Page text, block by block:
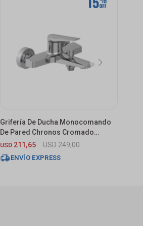
Grifería De Ducha Monocomando
De Pared Chronos Cromado
Brillante
USD 211,65 USD249,00
ENVÍO EXPRESS